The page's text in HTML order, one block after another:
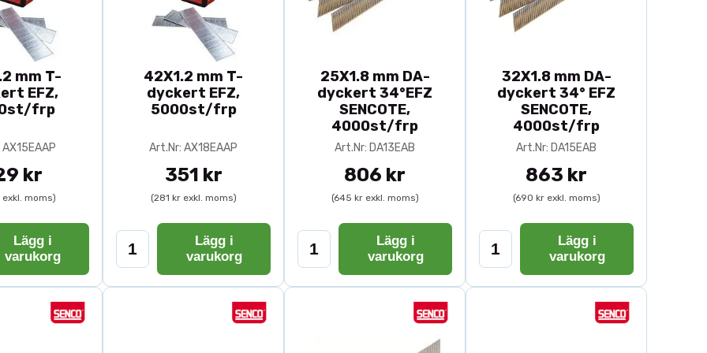
dyckert och vanlig spik?
diskret infästning än traditionell spik. Den används främst vid list- och panelmontage
jag välja?
tjocklek. En tumregel är att dyckerten ska gå tillräckligt djupt in i underlaget
tränga igenom.
mm T-
EFZ,
frp
kr
moms)
Lägg i
varukorg
42X1.2 mm T-
dyckert EFZ,
5000st/frp
Art.Nr: AX18EAAP
351 kr
(281 kr exkl. moms)
Lägg i
varukorg
25X1.8 mm DA-
dyckert 34°EFZ
SENCOTE,
4000st/frp
Art.Nr: DA13EAB
806 kr
(645 kr exkl. moms)
Lägg i
varukorg
32X1.8 mm DA-
dyckert 34° EFZ
SENCOTE,
4000st/frp
Art.Nr: DA15EAB
863 kr
(690 kr exkl. moms)
Lägg i
varukorg